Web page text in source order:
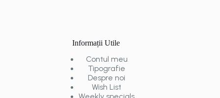
Informații Utile
Contul meu
Tipografie
Despre noi
Wish List